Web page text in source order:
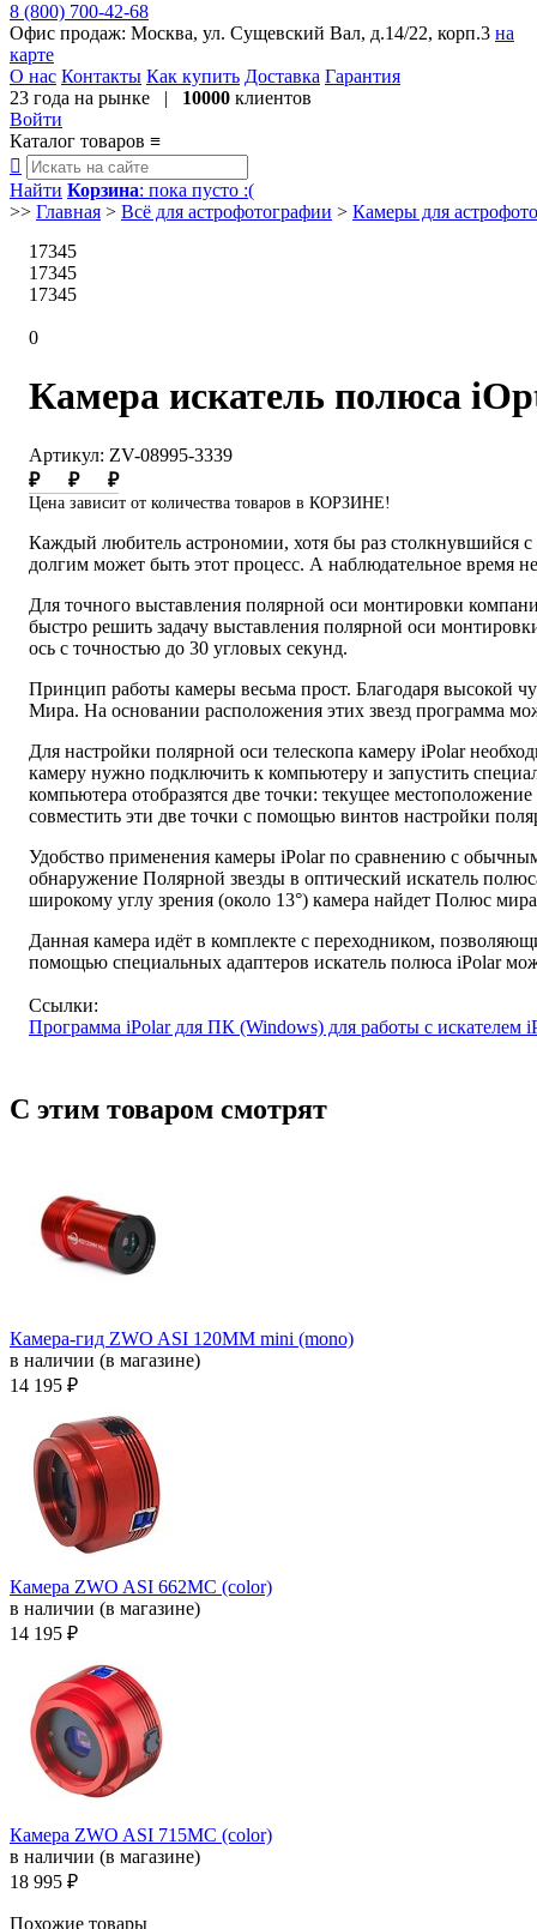
8 (800) 700-42-68
Офис продаж: Москва, ул. Сущевский Вал, д.14/22, корп.3 на
карте
О нас Контакты Как купить Доставка Гарантия
23 года на рынке | 10000 клиентов
Войти
Каталог товаров ≡

Найти Корзина: пока пусто :(
>> Главная > Всё для астрофотографии > Камеры для астрофото
17345
17345
17345
0
Камера искатель полюса
Артикул: ZV-08995-3339
₽
₽ ₽
Цена зависит от количества товаров в КОРЗИНЕ!
Каждый любитель астрономии, хотя бы раз столкнувшийся
долгим может быть этот процесс. А наблюдательное время
Для точного выставления полярной оси монтировки
быстро решить задачу выставления полярной оси
ось с точностью до 30 угловых секунд.
Принцип работы камеры весьма прост. Благодаря высокой
Мира. На основании расположения этих звезд программа
Для настройки полярной оси телескопа камеру iPolar
камеру нужно подключить к компьютеру и запустить
компьютера отобразятся две точки: текущее
совместить эти две точки с помощью винтов настройки
Удобство применения камеры iPolar по сравнению с
обнаружение Полярной звезды в оптический искатель
широкому углу зрения (около 13°) камера найдет Полюс
Данная камера идёт в комплекте с переходником,
помощью специальных адаптеров искатель полюса iPolar
Cсылки:
Программа iPolar для ПК (Windows) для работы с искателем
С этим товаром смотрят
Камера-гид ZWO ASI 120MM mini (mono)
в наличии (в магазине)
14 195 ₽
Камера ZWO ASI 662MC (color)
в наличии (в магазине)
14 195 ₽
Камера ZWO ASI 715MC (color)
в наличии (в магазине)
18 995 ₽
Похожие товары